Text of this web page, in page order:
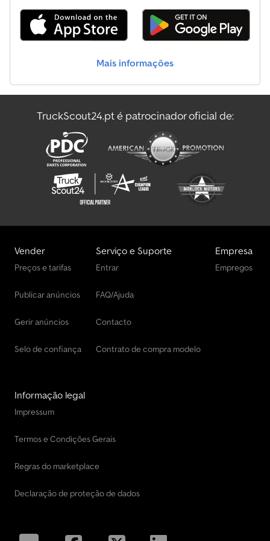
Filtro de partículas de fuligem sistema BAUMOT BA-B 9120-50-70
SN AUT 9120 * Unidade de controle, silenciador * Sistema passivo
com regeneração automática e permanente através de
cabina: * Sistema Amberg UT-4.1 SN:15/41/1737 * Conforme ZH1/184
combinado ABEK/H13 para poeiras, vírus, bactérias, fungos e gases
400-5-HO compatível com MHL320D Cjdsymhnnspfx Am Rorf
Dados técnicos: * DWP-15, capacidade: 400 L * Peso: aprox. 1400
kg * Capacidade máxima de carga: 4000 kg * Conchas
totalmente em Hardox 450 * Número de conchas: 5 * Mecanismo
rotativo: DWP-15B * Kit de montagem Fuchs MHL320 - MHL360
para MT3.6-SW * Mais fotos/vídeo via WhatsApp
Mais informações
TruckScout24.pt é patrocinador oficial de:
Vender
Preços e tarifas
Publicar anúncios
Gerir anúncios
Selo de confiança
Serviço e Suporte
Entrar
FAQ/Ajuda
Contacto
Contrato de compra modelo
Empresa
Empregos
Informação legal
Impressum
Termos e Condições Gerais
Regras do marketplace
Declaração de proteção de dados